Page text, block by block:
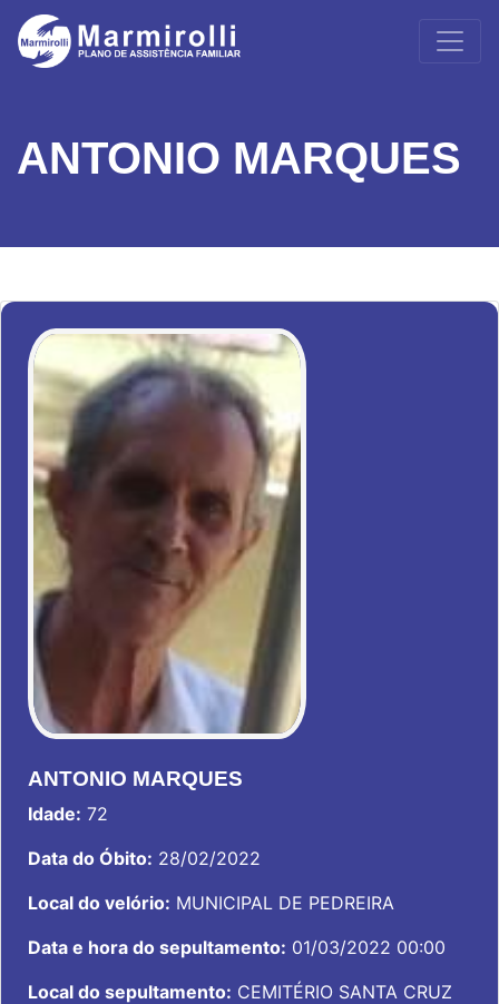
ANTONIO MARQUES
ANTONIO MARQUES
Idade: 72
Data do Óbito: 28/02/2022
Local do velório: MUNICIPAL DE PEDREIRA
Data e hora do sepultamento: 01/03/2022 00:00
Local do sepultamento: CEMITÉRIO SANTA CRUZ